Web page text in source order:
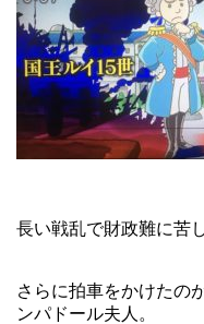
長い戦乱で財政難に苦
さらに拍車をかけたの
ンパドール夫人。